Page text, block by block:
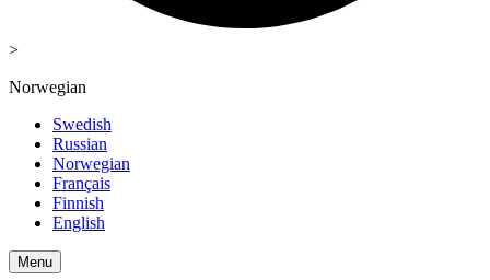
>
Norwegian
Swedish
Russian
Norwegian
Français
Finnish
English
Menu